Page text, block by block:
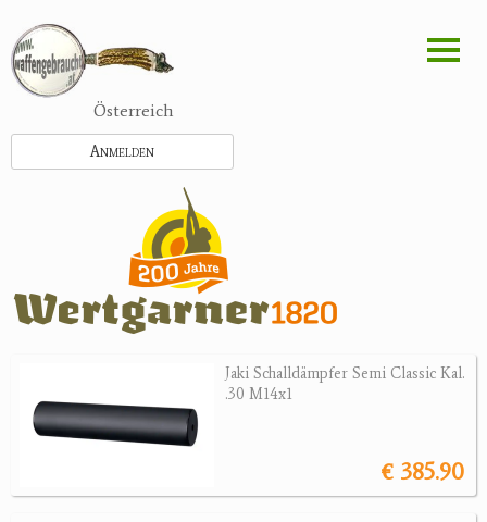
zum
Inhalt
Österreich
Anmelden
Jaki Schalldämpfer Semi Classic Kal.
.30 M14x1
€ 385.90